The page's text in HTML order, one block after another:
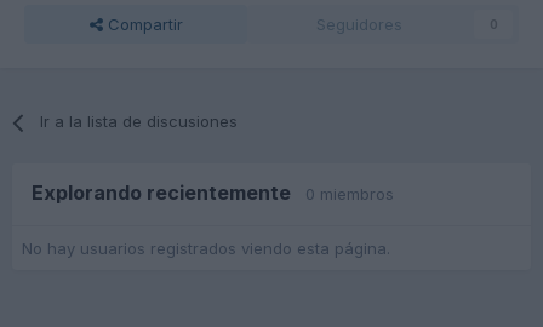
Compartir Seguidores 0
Ir a la lista de discusiones
Explorando recientemente 0 miembros
No hay usuarios registrados viendo esta página.